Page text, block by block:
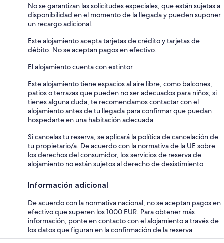
No se garantizan las solicitudes especiales, que están sujetas a
disponibilidad en el momento de la llegada y pueden suponer
un recargo adicional.
Este alojamiento acepta tarjetas de crédito y tarjetas de
débito. No se aceptan pagos en efectivo.
El alojamiento cuenta con extintor.
Este alojamiento tiene espacios al aire libre, como balcones,
patios o terrazas que pueden no ser adecuados para niños; si
tienes alguna duda, te recomendamos contactar con el
alojamiento antes de tu llegada para confirmar que puedan
hospedarte en una habitación adecuada
Si cancelas tu reserva, se aplicará la política de cancelación de
tu propietario/a. De acuerdo con la normativa de la UE sobre
los derechos del consumidor, los servicios de reserva de
alojamiento no están sujetos al derecho de desistimiento.
Información adicional
De acuerdo con la normativa nacional, no se aceptan pagos en
efectivo que superen los 1000 EUR. Para obtener más
información, ponte en contacto con el alojamiento a través de
los datos que figuran en la confirmación de la reserva.